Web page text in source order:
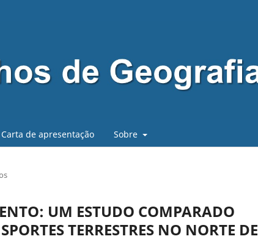
Carta de apresentação Sobre
UM ESTUDO COMPARADO
TERRESTRES NO NORTE DE